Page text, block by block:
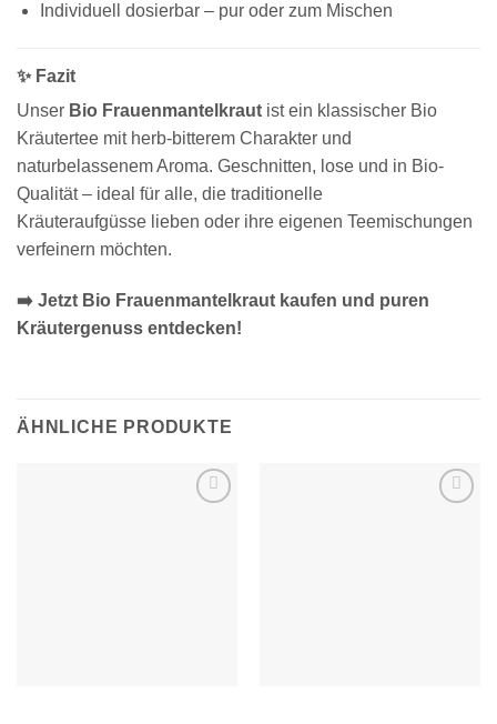
Individuell dosierbar – pur oder zum Mischen
✨ Fazit
Unser Bio Frauenmantelkraut ist ein klassischer Bio
Kräutertee mit herb-bitterem Charakter und
naturbelassenem Aroma. Geschnitten, lose und in Bio-
Qualität – ideal für alle, die traditionelle
Kräuteraufgüsse lieben oder ihre eigenen Teemischungen
verfeinern möchten.
➡️ Jetzt Bio Frauenmantelkraut kaufen und puren
Kräutergenuss entdecken!
ÄHNLICHE PRODUKTE